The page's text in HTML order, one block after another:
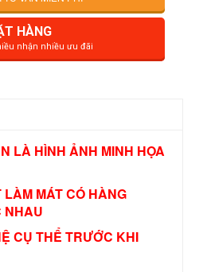
HÀNG
nhận nhiều ưu đãi
LÀ HÌNH ẢNH MINH HỌA
LÀM MÁT CÓ HÀNG
NHAU
CỤ THỂ TRƯỚC KHI